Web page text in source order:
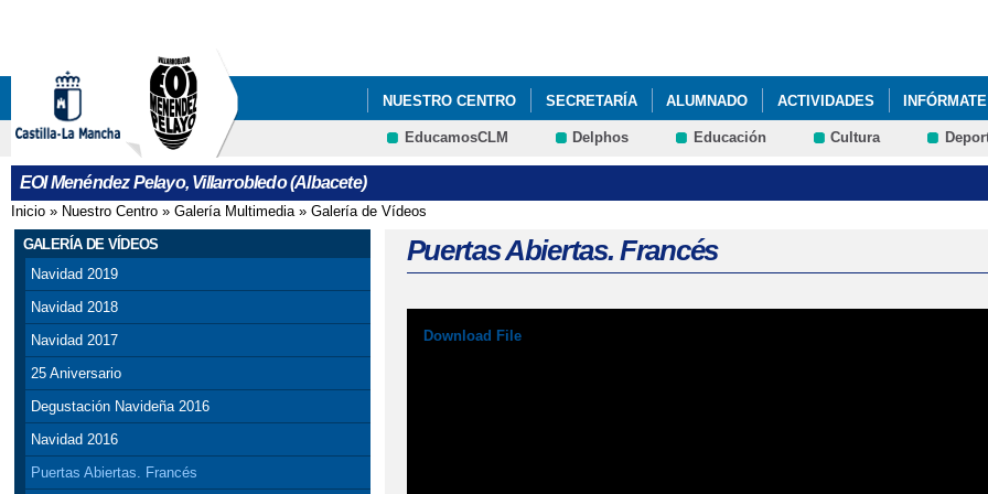
NUESTRO CENTRO SECRETARÍA ALUMNADO ACTIVIDADES INFÓRMATE
EducamosCLM Delphos Educación Cultura
EOI Menéndez Pelayo, Villarrobledo (Albacete)
Se encuentra usted aquí
Inicio » Nuestro Centro » Galería Multimedia» Galería de Vídeos
GALERÍA DE VÍDEOS
Navidad 2019
Navidad 2018
Navidad 2017
25 Aniversario
Degustación Navideña 2016
Navidad 2016
Puertas Abiertas. Francés
Puertas Abiertas. Francés
Download File